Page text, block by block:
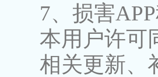
7、损害
本用户许可
相关更新、